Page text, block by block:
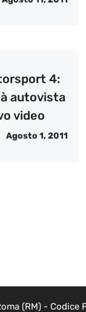
4:
autovista
video
Agosto 1, 2011
(RM) - Codice